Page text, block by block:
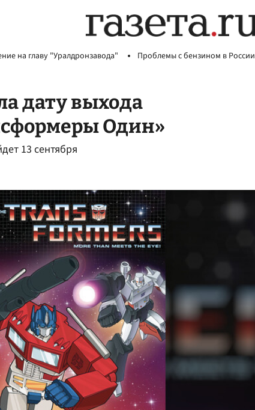
на главу "Уралдронзавода" Проблемы с бензином в России
дату выхода
Один»
13 сентября